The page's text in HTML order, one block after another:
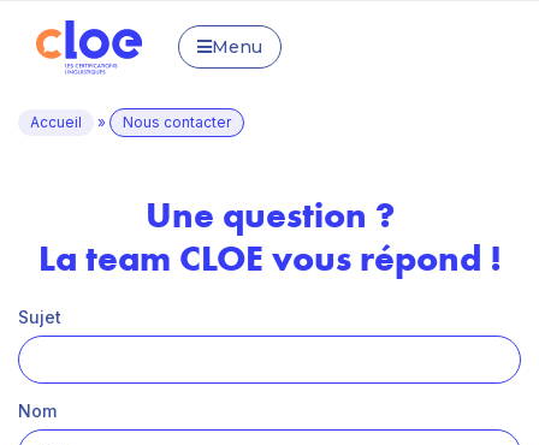
Menu
Accueil » Nous contacter
Une question ?
La team CLOE vous répond !
Sujet
Nom